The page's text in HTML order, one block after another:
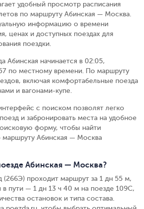
удобный просмотр расписания
по маршруту Абинская — Москва.
информацию о времени
ценах и доступных поездах для
поездки.
Абинская начинается в 02:05,
по местному времени. По маршруту
включая комфортабельные поезда
и вагонами-купе.
с поиском позволят легко
и забронировать места на удобное
форму, чтобы найти
Абинская — Москва
Абинская — Москва?
проходит маршрут за 1 дн 55 м,
пути — 1 дн 13 ч 40 м на поезде 109С,
остановок и типа состава.